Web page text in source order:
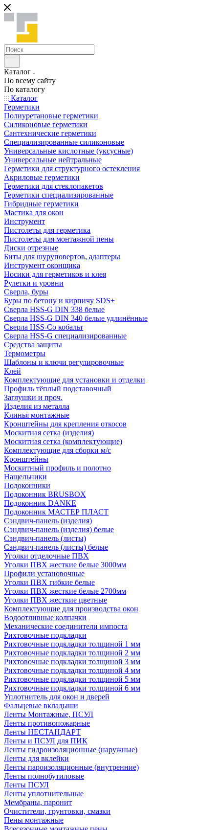
Каталог
По всему сайту
По каталогу
Каталог
Герметики
Полиуретановые герметики
Силиконовые герметики
Сантехнические герметики
Специализированные силиконовые
Универсальные кислотные (уксусные)
Универсальные нейтральные
Герметики для структурного остекления
Акриловые герметики
Герметики для стеклопакетов
Герметики специализированные
Гибридные герметики
Мастика для окон
Инструмент
Пистолеты для герметика
Пистолеты для монтажной пены
Диски отрезные
Биты для шуруповертов, адаптеры
Инструмент оконщика
Носики для герметиков и клея
Рулетки и уровни
Сверла, буры
Буры по бетону и кирпичу SDS+
Сверла HSS-G DIN 338 белые
Сверла HSS-G DIN 340 белые удлинённые
Сверла HSS-Co кобальт
Сверла HSS-G специализированные
Средства защиты
Термометры
Шаблоны и ключи регулировочные
Клей
Комплектующие для установки и отделки
Профиль тёплый подставочный
Заглушки и проч.
Изделия из металла
Клинья монтажные
Кронштейны для крепления откосов
Москитная сетка (изделия)
Москитная сетка (комплектующие)
Комплектующие для сборки м/с
Кронштейны
Москитный профиль и полотно
Нащельники
Подоконники
Подоконник BRUSBOX
Подоконник DANKE
Подоконник МАСТЕР ПЛАСТ
Сэндвич-панель (изделия)
Сэндвич-панель (изделия) белые
Сэндвич-панель (листы)
Сэндвич-панель (листы) белые
Уголки отделочные ПВХ
Уголки ПВХ жесткие белые 3000мм
Профили установочные
Уголки ПВХ гибкие белые
Уголки ПВХ жесткие белые 2700мм
Уголки ПВХ жесткие цветные
Комплектующие для производства окон
Водоотливные колпачки
Механические соединители импоста
Рихтовочные подкладки
Рихтовочные подкладки толщиной 1 мм
Рихтовочные подкладки толщиной 2 мм
Рихтовочные подкладки толщиной 3 мм
Рихтовочные подкладки толщиной 4 мм
Рихтовочные подкладки толщиной 5 мм
Рихтовочные подкладки толщиной 6 мм
Уплотнитель для окон и дверей
Фальцевые вкладыши
Ленты Монтажные, ПСУЛ
Ленты противопожарные
Ленты НЕСТАНДАРТ
Ленты и ПСУЛ для ПИК
Ленты гидроизоляционные (наружные)
Ленты для вклейки
Ленты пароизоляционные (внутренние)
Ленты полнобутиловые
Ленты ПСУЛ
Ленты уплотнительные
Мембраны, паронит
Очистители, грунтовки, смазки
Пены монтажные